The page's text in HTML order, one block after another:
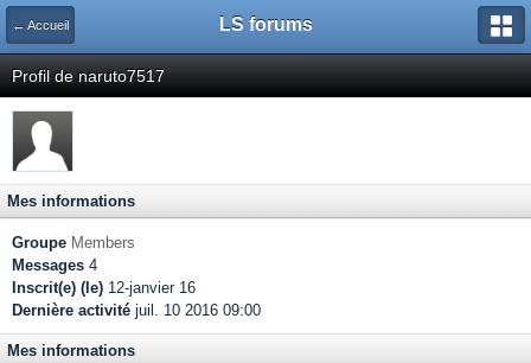
← Accueil LS forums
Profil de naruto7517
Mes informations
Groupe Members
Messages 4
Inscrit(e) (le) 12-janvier 16
Dernière activité juil. 10 2016 09:00
Mes informations